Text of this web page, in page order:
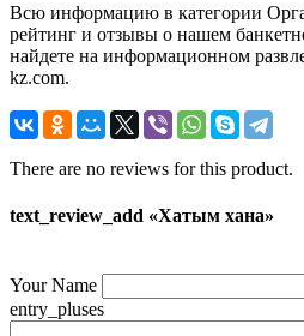
Всю информацию в категории
рейтинг и отзывы о нашем
найдете на информационном
kz.com.
There are no reviews for this product.
text_review_add «Хатым хана»
Your Name
entry_pluses